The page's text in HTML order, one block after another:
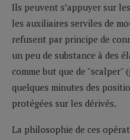
Ils peuvent s’appuyer sur
les auxiliaires serviles de
refusent par principe de
un peu de substance à des
comme but que de "scalper"
quelques minutes des
protégées sur les dérivés.
La philosophie de ces